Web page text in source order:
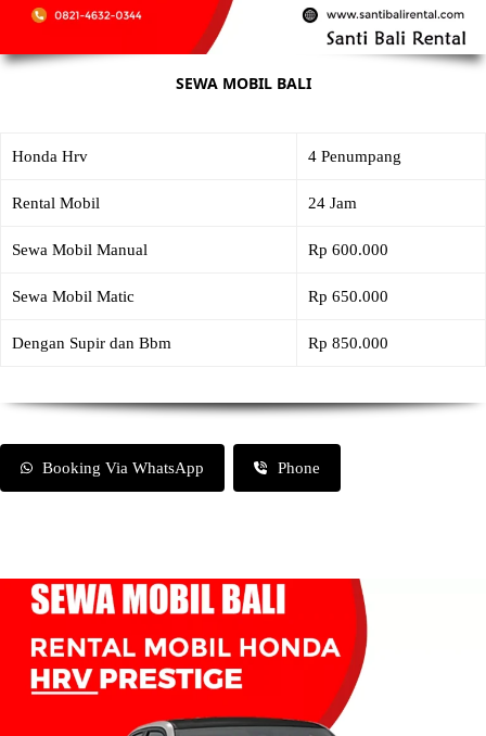
SEWA MOBIL BALI
Honda Hrv 4 Penumpang
Rental Mobil 24 Jam
Sewa Mobil Manual Rp 600.000
Sewa Mobil Matic Rp 650.000
Dengan Supir dan Bbm Rp 850.000
Booking Via WhatsApp Phone